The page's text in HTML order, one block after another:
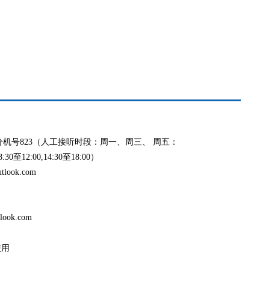
机号823（人工接听时段：周一、周三、 周五：
至12:00,14:30至18:00）